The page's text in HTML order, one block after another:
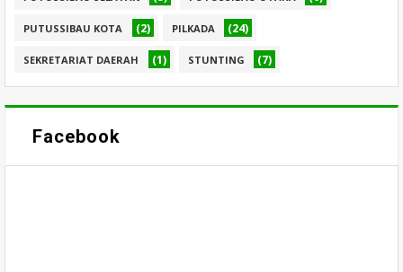
PUTUSSIBAU KOTA (2) PILKADA (24)
SEKRETARIAT DAERAH (1) STUNTING (7)
Facebook